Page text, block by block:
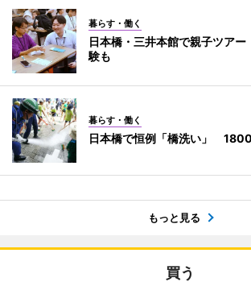
暮らす・働く
日本橋・三井本館で親子ツア
験も
暮らす・働く
日本橋で恒例「橋洗い」 1800
もっと見る
買う